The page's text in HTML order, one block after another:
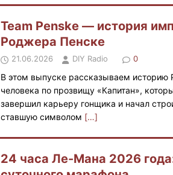
Team Penske — история
Роджера Пенске
21.06.2026 DIY Radio 0
В этом выпуске рассказываем
человека по прозвищу «Капитан»,
завершил карьеру гонщика и начал
ставшую символом […]
24 часа Ле-Мана 2026